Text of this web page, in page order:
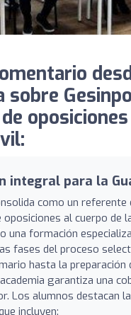
sobre
integral para la
como un referente
oposiciones al cuerpo de
una formación
fases del proceso
hasta la preparación
garantiza una
Los alumnos destacan
incluyen: